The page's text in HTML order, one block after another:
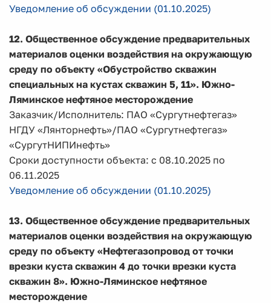
Уведомление об обсуждении (01.10.2025)
12. Общественное обсуждение предварительных
материалов оценки воздействия на окружающую
среду по объекту «Обустройство скважин
специальных на кустах скважин 5, 11». Южно-
Ляминское нефтяное месторождение
Заказчик/Исполнитель: ПАО «Сургутнефтегаз»
НГДУ «Лянторнефть»/ПАО «Сургутнефтегаз»
«СургутНИПИнефть»
Сроки доступности объекта: с 08.10.2025 по
06.11.2025
Уведомление об обсуждении (01.10.2025)
13. Общественное обсуждение предварительных
материалов оценки воздействия на окружающую
среду по объекту «Нефтегазопровод от точки
врезки куста скважин 4 до точки врезки куста
скважин 8». Южно-Ляминское нефтяное
месторождение